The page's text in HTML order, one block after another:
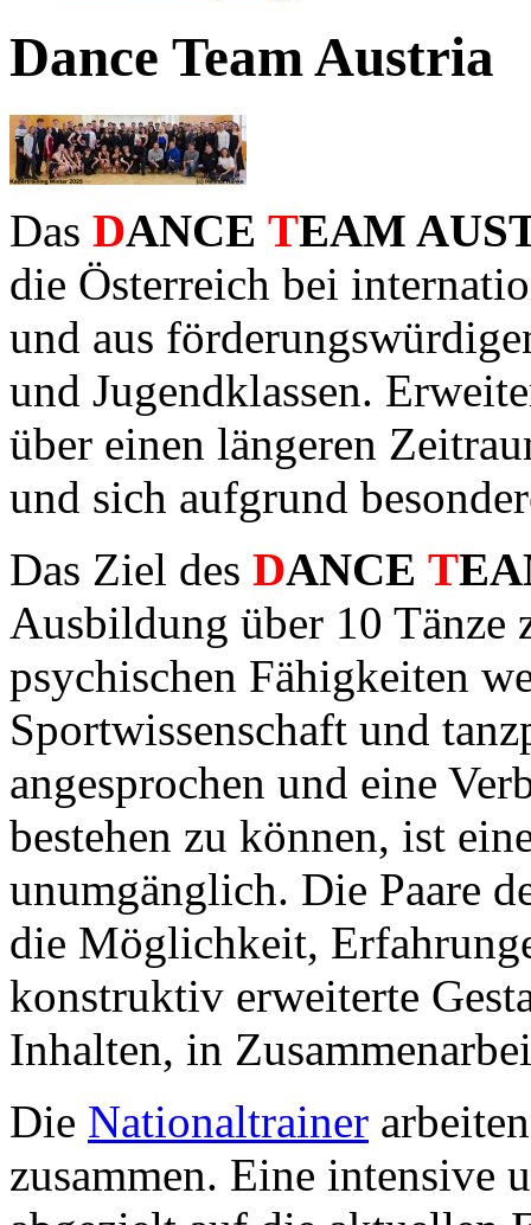
Dance Team Austria
Das DANCE TEAM
die Österreich bei
und aus
und Jugendklassen.
über einen längeren
und sich aufgrund
Das Ziel des DANCE T
Ausbildung über 10 Tänze
psychischen Fähigkeiten
Sportwissenschaft und
angesprochen und eine
bestehen zu können, ist
unumgänglich. Die Paare
die Möglichkeit,
konstruktiv erweiterte
Inhalten, in
Die Nationaltrainer
zusammen. Eine intensive